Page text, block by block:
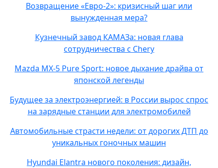
Возвращение «Евро-2»: кризисный шаг или
вынужденная мера?
Кузнечный завод КАМАЗа: новая глава
сотрудничества с Chery
Mazda MX-5 Pure Sport: новое дыхание драйва от
японской легенды
Будущее за электроэнергией: в России вырос спрос
на зарядные станции для электромобилей
Автомобильные страсти недели: от дорогих ДТП до
уникальных гоночных машин
Hyundai Elantra нового поколения: дизайн,